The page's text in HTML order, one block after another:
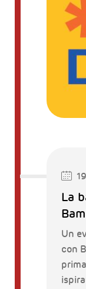
La
Un
con